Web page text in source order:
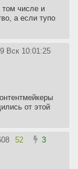
том числе и
а если тупо
Вск 10:01:25
от этой
52
3